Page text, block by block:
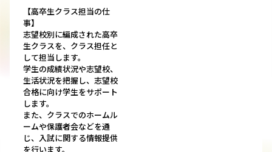
【高卒生クラス担当の仕
事】
志望校別に編成された高卒
生クラスを、クラス担任と
して担当します。
学生の成績状況や志望校、
生活状況を把握し、志望校
合格に向け学生をサポート
します。
また、クラスでのホームル
ームや保護者会などを通
じ、入試に関する情報提供
を行います。